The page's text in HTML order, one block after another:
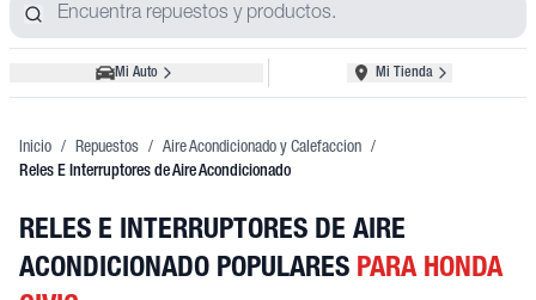
Mi Auto Mi Tienda
Inicio / Repuestos / Aire Acondicionado y Calefaccion /
Reles E Interruptores de Aire Acondicionado
RELES E INTERRUPTORES DE AIRE
ACONDICIONADO POPULARES PARA HONDA